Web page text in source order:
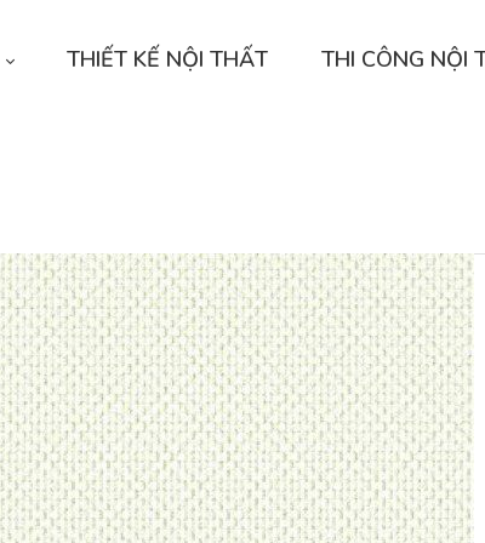
THIẾT KẾ NỘI THẤT THI CÔNG NỘI